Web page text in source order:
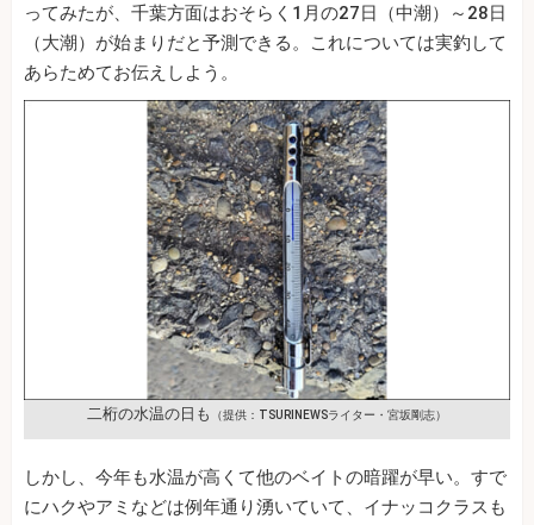
ってみたが、千葉方面はおそらく1月の27日（中潮）～28日
（大潮）が始まりだと予測できる。これについては実釣して
あらためてお伝えしよう。
二桁の水温の日も （提供：TSURINEWSライター・宮坂剛志）
しかし、今年も水温が高くて他のベイトの暗躍が早い。すで
にハクやアミなどは例年通り湧いていて、イナッコクラスも